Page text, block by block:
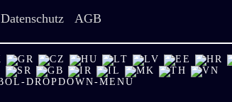
Datenschutz AGB